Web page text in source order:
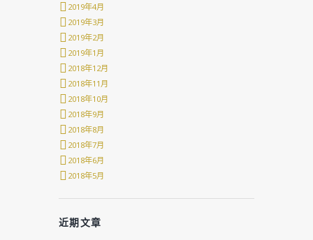
2019年4月
2019年3月
2019年2月
2019年1月
2018年12月
2018年11月
2018年10月
2018年9月
2018年8月
2018年7月
2018年6月
2018年5月
近期文章